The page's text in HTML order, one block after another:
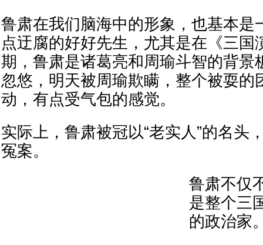
鲁肃在我们脑海中的形象，也基本是
点迂腐的好好先生，尤其是在《三国
期，鲁肃是诸葛亮和周瑜斗智的背景
忽悠，明天被周瑜欺瞒，整个被耍的
动，有点受气包的感觉。
实际上，鲁肃被冠以“老实人”的名头
冤案。
鲁肃不仅
是整个三
的政治家